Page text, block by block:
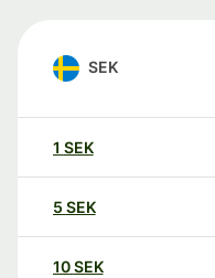
SEK
1 SEK
5 SEK
10SEK